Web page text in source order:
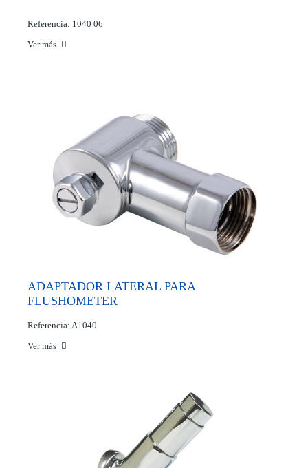
Referencia: 1040 06
Ver más
ADAPTADOR LATERAL PARA
FLUSHOMETER
Referencia: A1040
Ver más